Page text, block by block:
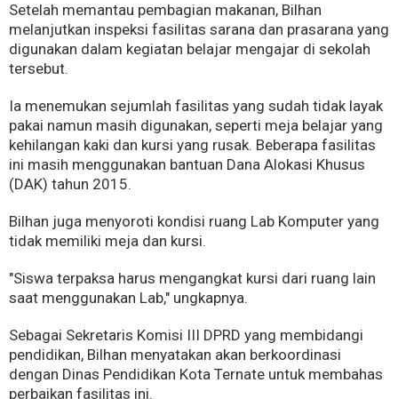
Setelah memantau pembagian makanan, Bilhan
melanjutkan inspeksi fasilitas sarana dan prasarana yang
digunakan dalam kegiatan belajar mengajar di sekolah
tersebut.
Ia menemukan sejumlah fasilitas yang sudah tidak layak
pakai namun masih digunakan, seperti meja belajar yang
kehilangan kaki dan kursi yang rusak. Beberapa fasilitas
ini masih menggunakan bantuan Dana Alokasi Khusus
(DAK) tahun 2015.
Bilhan juga menyoroti kondisi ruang Lab Komputer yang
tidak memiliki meja dan kursi.
"Siswa terpaksa harus mengangkat kursi dari ruang lain
saat menggunakan Lab," ungkapnya.
Sebagai Sekretaris Komisi III DPRD yang membidangi
pendidikan, Bilhan menyatakan akan berkoordinasi
dengan Dinas Pendidikan Kota Ternate untuk membahas
perbaikan fasilitas ini.